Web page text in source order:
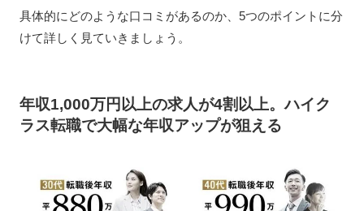
具体的にどのような口コミがあるのか、5つのポイントに分
けて詳しく見ていきましょう。
年収1,000万円以上の求人が4割以上。ハイク
ラス転職で大幅な年収アップが狙える